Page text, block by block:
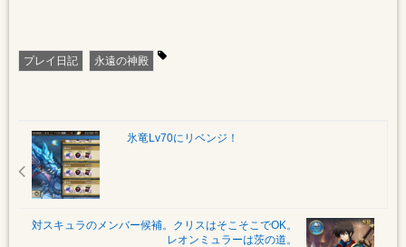
プレイ日記 永遠の神殿
氷竜Lv70にリベンジ！
対スキュラのメンバー候補。クリスはそこそこでOK。
レオンミュラーは茨の道。